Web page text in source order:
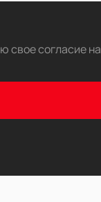
свое согласие на